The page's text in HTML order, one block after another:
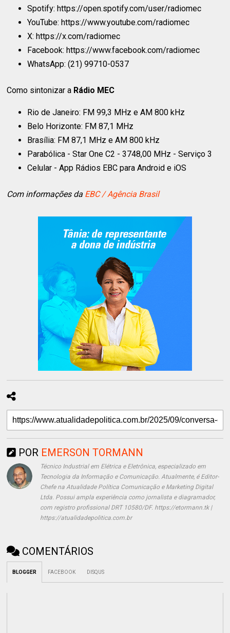
Spotify: https://open.spotify.com/user/radiomec
YouTube: https://www.youtube.com/radiomec
X: https://x.com/radiomec
Facebook: https://www.facebook.com/radiomec
WhatsApp: (21) 99710-0537
Como sintonizar a Rádio MEC
Rio de Janeiro: FM 99,3 MHz e AM 800 kHz
Belo Horizonte: FM 87,1 MHz
Brasília: FM 87,1 MHz e AM 800 kHz
Parabólica - Star One C2 - 3748,00 MHz - Serviço 3
Celular - App Rádios EBC para Android e iOS
Com informações da EBC / Agência Brasil
POR EMERSON TORMANN
Técnico Industrial em Elétrica e Eletrônica, especializado em
Tecnologia da Informação e Comunicação. Atualmente, é Editor-
Chefe na Atualidade Política Comunicação e Marketing Digital
Ltda. Possui ampla experiência como jornalista e diagramador,
com registro profissional DRT 10580/DF. https://etormann.tk |
https://atualidadepolitica.com.br
COMENTÁRIOS
BLOGGER FACEBOOK DISQUS